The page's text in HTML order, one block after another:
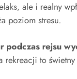
ale i realny
poziom stresu.
rejsu
rekreacji to